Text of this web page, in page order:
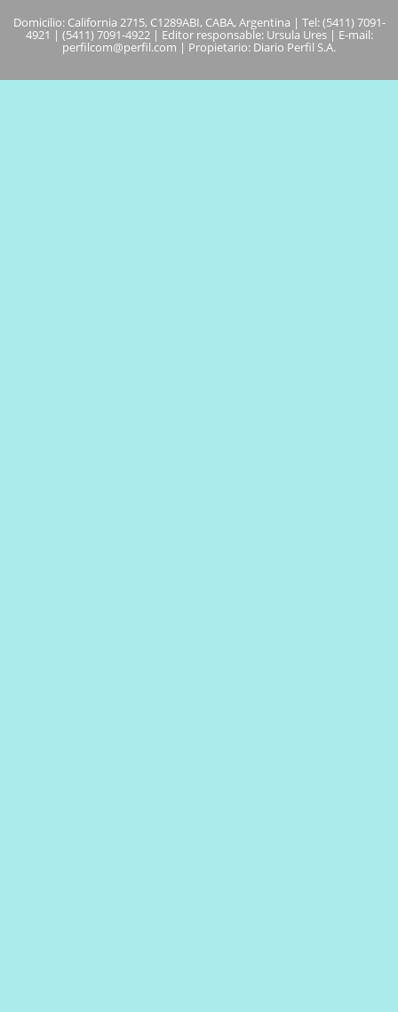
Domicilio: California 2715, C1289ABI, CABA, Argentina | Tel: (5411) 7091-
4921 | (5411) 7091-4922 | Editor responsable: Ursula Ures | E-mail:
perfilcom@perfil.com | Propietario: Diario Perfil S.A.